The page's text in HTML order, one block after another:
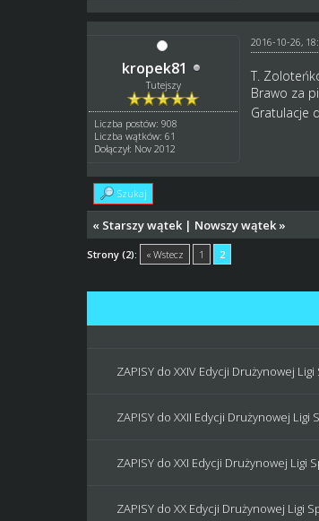
kropek81
Tutejszy
Liczba postów: 908
Liczba wątków: 61
Dołączył: Nov 2012
2016-10-26,
T.
Brawo za
Gratulacje
Szukaj
« Starszy wątek | Nowszy wątek »
Strony (2): « Wstecz 1 2
ZAPISY do XXIV Edycji Drużynowej
ZAPISY do XXII Edycji Drużynowej Ligi
ZAPISY do XXI Edycji Drużynowej Ligi
ZAPISY do XX Edycji Drużynowej Ligi